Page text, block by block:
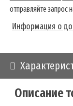
отправляйте запрос
Информация о
Описание